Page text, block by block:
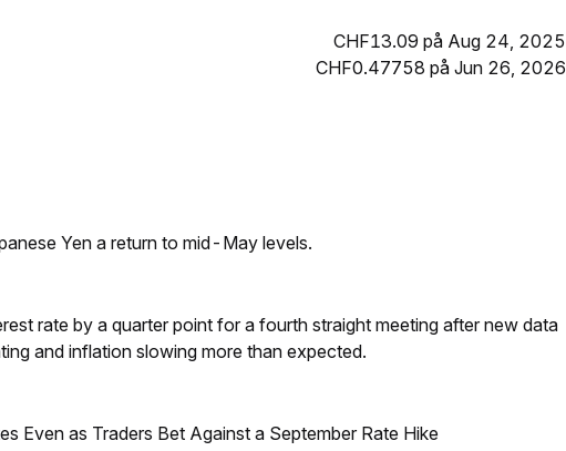
CHF13.09 på Aug 24, 2025
CHF0.47758 på Jun 26, 2026
Yen a return to mid-May levels.
rate by a quarter point for a fourth straight meeting after new data
and inflation slowing more than expected.
Even as Traders Bet Against a September Rate Hike